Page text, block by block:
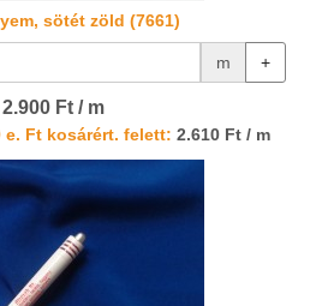
sötét zöld (7661)
m +
2.900 Ft / m
e. Ft kosárért. felett: 2.610 Ft / m